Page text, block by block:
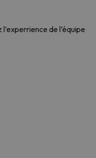
de l’équipe